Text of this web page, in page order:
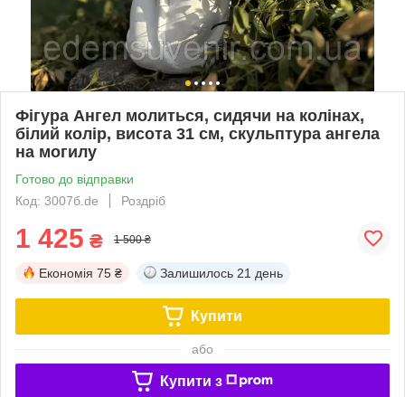
Фігура Ангел молиться, сидячи на колінах,
білий колір, висота 31 см, скульптура ангела
на могилу
Готово до відправки
Код: 3007б.de
Роздріб
1 425 ₴ 1 500 ₴
Економія 75 ₴ Залишилось 21 день
Купити
або
Купити з